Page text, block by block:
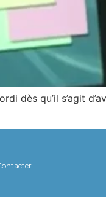
dès qu’il s’agit